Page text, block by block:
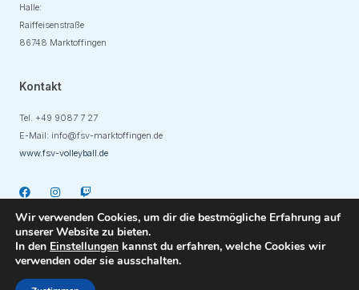
Halle:
Raiffeisenstraße
86748 Marktoffingen
Kontakt
Tel. +49 9087 7 27
E-Mail: info@fsv-marktoffingen.de
www.fsv-volleyball.de
Wir verwenden Cookies, um dir die bestmögliche Erfahrung auf
unserer Website zu bieten.
In den Einstellungen kannst du erfahren, welche Cookies wir
verwenden oder sie ausschalten.